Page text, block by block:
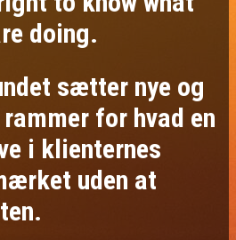
doing.
sætter nye og
for hvad en
i klienternes
uden at